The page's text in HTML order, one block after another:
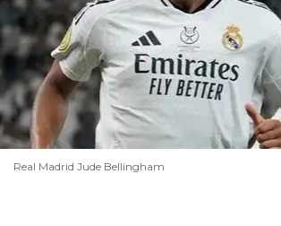
Real Madrid Jude Bellingham